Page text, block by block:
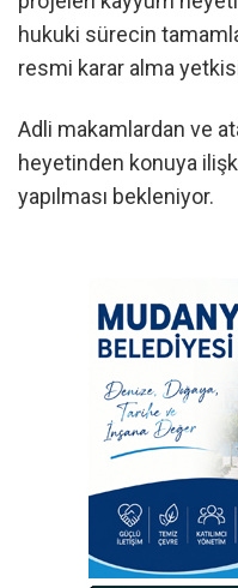
hukuki sürecin
resmi karar alma
Adli makamlardan ve
heyetinden konuya
yapılması bekleniyor.